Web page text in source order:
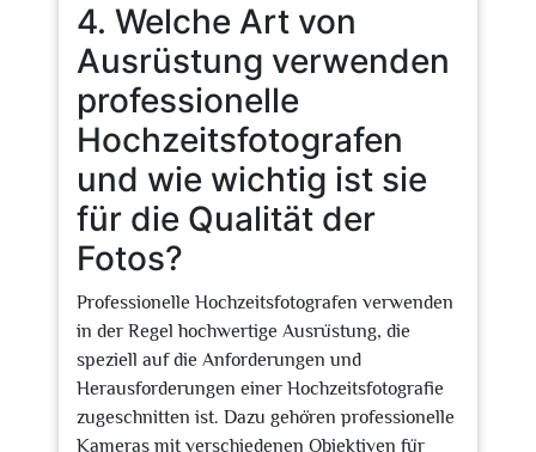
4. Welche Art von
Ausrüstung verwenden
professionelle
Hochzeitsfotografen
und wie wichtig ist sie
für die Qualität der
Fotos?
Professionelle Hochzeitsfotografen verwenden
in der Regel hochwertige Ausrüstung, die
speziell auf die Anforderungen und
Herausforderungen einer Hochzeitsfotografie
zugeschnitten ist. Dazu gehören professionelle
Kameras mit verschiedenen Objektiven für